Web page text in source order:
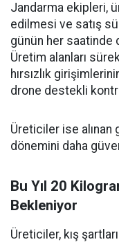
Jandarma ekipleri,
edilmesi ve satış
günün her saatinde
Üretim alanları
hırsızlık
drone destekli
Üreticiler ise
dönemini daha
Bu Yıl 20
Bekleniyor
Üreticiler, kış